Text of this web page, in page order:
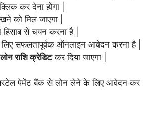
कर देना होगा |
को मिल जाएगा |
से चयन करना है |
सफलतापूर्वक ऑनलाइन आवेदन करना है |
लोन राशि क्रेडिटकर दिया जाएगा |
पेमेंट बैंक से लोन लेने के लिए आवेदन कर